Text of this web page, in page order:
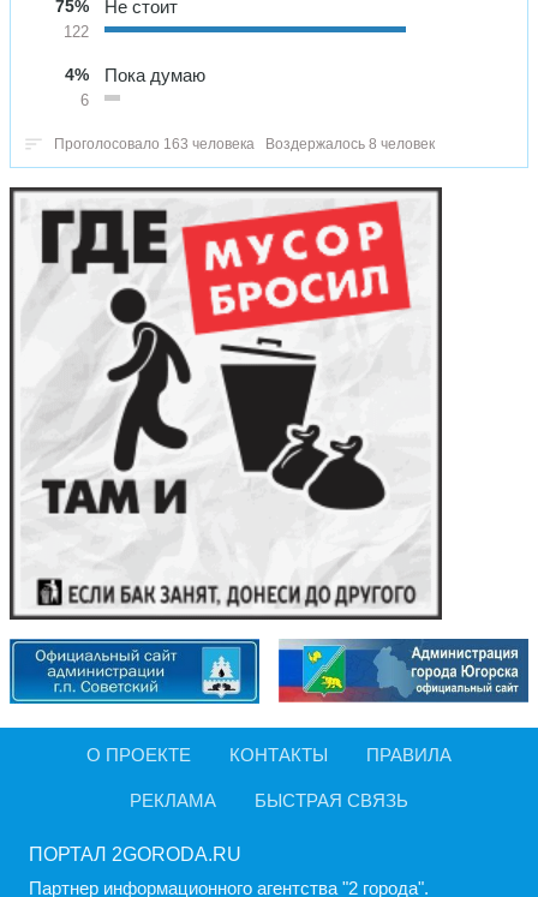
75%
122
Не стоит
4%
6
Пока думаю
Проголосовало 163 человека Воздержалось 8 человек
О ПРОЕКТЕ КОНТАКТЫ ПРАВИЛА
РЕКЛАМА БЫСТРАЯ СВЯЗЬ
ПОРТАЛ 2GORODA.RU
Партнер информационного агентства "2 города".